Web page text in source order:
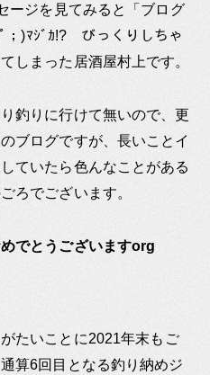
ージを見てみると「ブログ
；)ﾏｼﾞｶ!? びっくりしちゃ
しまった居酒屋村上です。
釣りに行けて無いので、更
ブログですが、長いことイ
ていたら色んなことがある
ろでございます。
でとうございますorg
たいことに2021年末もご
算6回目となる釣り納めジ